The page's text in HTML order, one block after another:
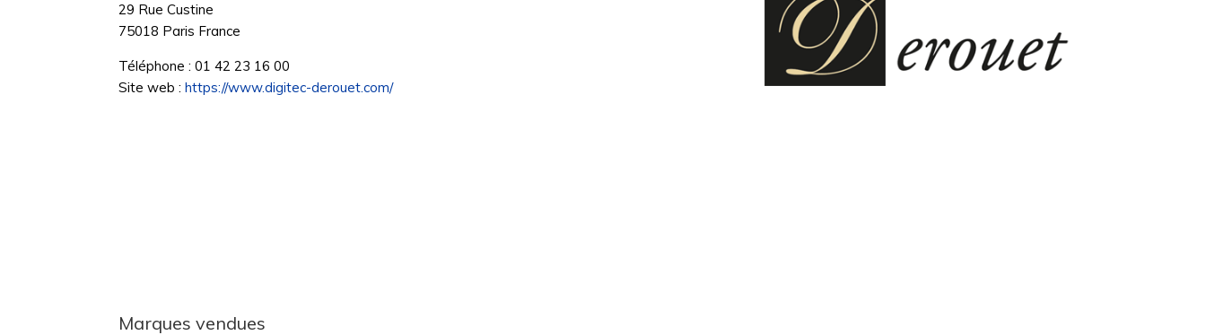
29 Rue Custine
75018 Paris France
Téléphone : 01 42 23 16 00
Site web : https://www.digitec-derouet.com/
Marques vendues